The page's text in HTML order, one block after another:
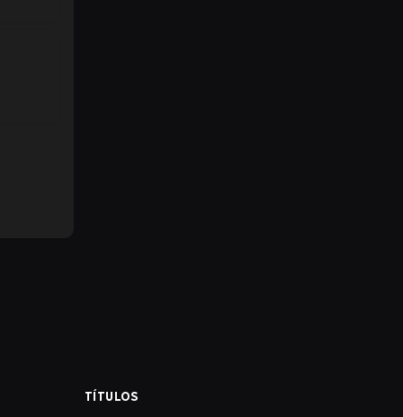
TÍTULOS